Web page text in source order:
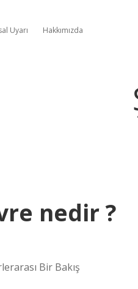
Uyarı Hakkımızda
nedir ?
Bir Bakış